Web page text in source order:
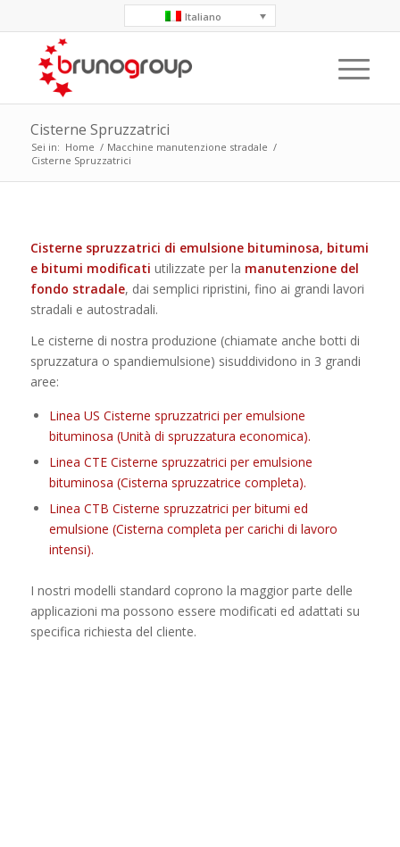
Italiano
Cisterne Spruzzatrici
Sei in: Home / Macchine manutenzione stradale /
Cisterne Spruzzatrici
Cisterne spruzzatrici di emulsione bituminosa, bitumi
e bitumi modificati utilizzate per la manutenzione del
fondo stradale, dai semplici ripristini, fino ai grandi lavori
stradali e autostradali.
Le cisterne di nostra produzione (chiamate anche botti di
spruzzatura o spandiemulsione) sisuddividono in 3 grandi
aree:
Linea US Cisterne spruzzatrici per emulsione
bituminosa (Unità di spruzzatura economica).
Linea CTE Cisterne spruzzatrici per emulsione
bituminosa (Cisterna spruzzatrice completa).
Linea CTB Cisterne spruzzatrici per bitumi ed
emulsione (Cisterna completa per carichi di lavoro
intensi).
I nostri modelli standard coprono la maggior parte delle
applicazioni ma possono essere modificati ed adattati su
specifica richiesta del cliente.